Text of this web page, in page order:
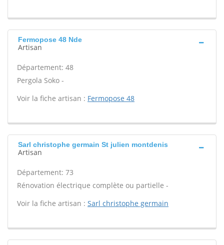
Fermopose 48 Nde
Artisan
Département: 48
Pergola Soko -
Voir la fiche artisan : Fermopose 48
Sarl christophe germain St julien montdenis
Artisan
Département: 73
Rénovation électrique complète ou partielle -
Voir la fiche artisan : Sarl christophe germain